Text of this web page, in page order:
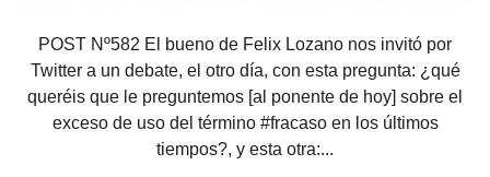
POST Nº582 El bueno de Felix Lozano nos invitó por
Twitter a un debate, el otro día, con esta pregunta: ¿qué
queréis que le preguntemos [al ponente de hoy] sobre el
exceso de uso del término #fracaso en los últimos
tiempos?, y esta otra:...